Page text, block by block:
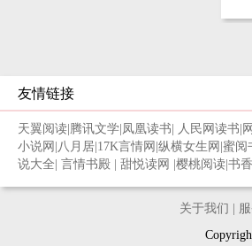
友情链接
天翼阅读 腾讯文学 凤凰读书 人民网读书
小说网 八月居 17K言情网 纵横女生网 蜜阅
说大全 言情书殿 甜悦读网 樱桃阅读 书
关于我们